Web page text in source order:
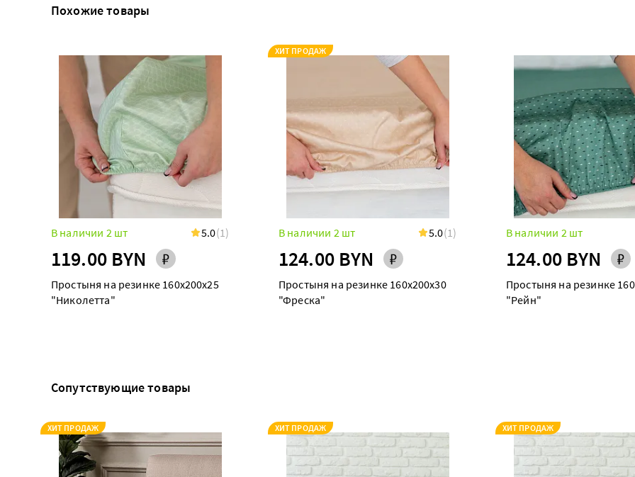
Похожие товары
В наличии 2 шт 5.0(1)
119.00 BYN
Простыня на резинке 160х200х25
"Николетта"
ХИТ ПРОДАЖ
В наличии 2 шт 5.0(1)
124.00 BYN
Простыня на резинке 160х200х30
"Фреска"
В наличии 2 шт
124.00 BYN
Простыня на резинке
"Рейн"
Сопутствующие товары
ХИТ ПРОДАЖ ХИТ ПРОДАЖ ХИТ ПРОДАЖ